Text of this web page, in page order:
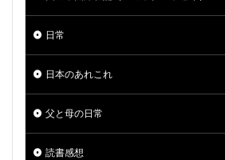
日常
日本のあれこれ
父と母の日常
読書感想